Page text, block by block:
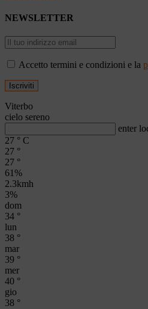
NEWSLETTER
Accetto termini e condizioni e la
Viterbo
cielo sereno
enter
27 ° C
27 °
27 °
61%
2.3kmh
3%
dom
34 °
lun
38 °
mar
39 °
mer
40 °
gio
38 °